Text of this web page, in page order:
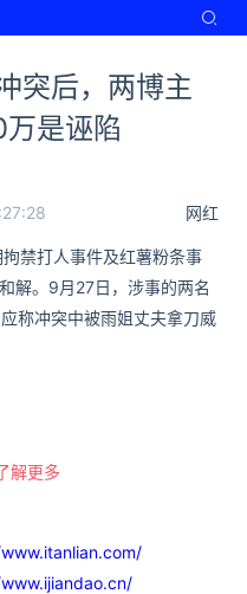
突后，两博主
是诬陷
网红
禁打人事件及红薯粉条事
解。9月27日，涉事的两名
称冲突中被雨姐丈夫拿刀威
解更多